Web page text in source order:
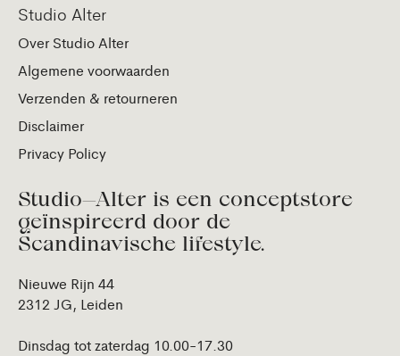
Studio Alter
Over Studio Alter
Algemene voorwaarden
Verzenden & retourneren
Disclaimer
Privacy Policy
Studio—Alter is een conceptstore
geïnspireerd door de
Scandinavische lifestyle.
Nieuwe Rijn 44
2312 JG, Leiden
Dinsdag tot zaterdag 10.00-17.30